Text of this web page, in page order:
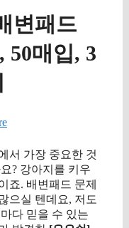
변패드
50매입, 3
서 가장 중요한 것
? 강아지를 키우
죠. 배변패드 문제
으실 텐데요, 저도
다 믿을 수 있는